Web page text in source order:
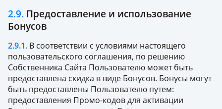
2.9. Предоставление и использование
Бонусов
2.9.1. В соответствии с условиями настоящего
пользовательского соглашения, по решению
Собственника Сайта Пользователю может быть
предоставлена скидка в виде Бонусов. Бонусы могут
быть предоставлены Пользователю путем:
предоставления Промо-кодов для активации